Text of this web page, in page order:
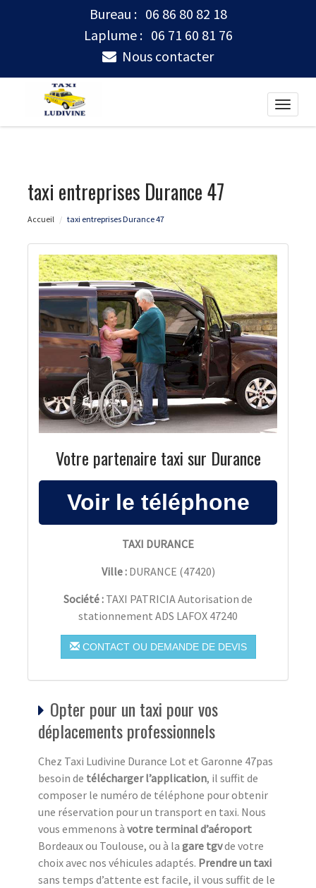
Bureau : 06 86 80 82 18
Laplume : 06 71 60 81 76
Nous contacter
Toggle
taxi entreprises Durance 47
Accueil taxi entreprises Durance 47
Votre partenaire taxi sur Durance
TAXI DURANCE
Ville : DURANCE (47420)
Société : TAXI PATRICIA Autorisation de
stationnement ADS LAFOX 47240
CONTACT OU DEMANDE DE DEVIS
Opter pour un taxi pour vos
déplacements professionnels
Chez Taxi Ludivine Durance Lot et Garonne 47pas
besoin de télécharger l’application, il suffit de
composer le numéro de téléphone pour obtenir
une réservation pour un transport en taxi. Nous
vous emmenons à votre terminal d’aéroport
Bordeaux ou Toulouse, ou à la gare tgvde votre
choix avec nos véhicules adaptés. Prendre un taxi
sans temps d’attente est facile, il vous suffit de le